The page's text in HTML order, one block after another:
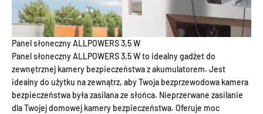
Panel słoneczny ALLPOWERS 3,5 W
Panel słoneczny ALLPOWERS 3,5 W to idealny gadżet do
zewnętrznej kamery bezpieczeństwa z akumulatorem. Jest
idealny do użytku na zewnątrz, aby Twoja bezprzewodowa kamera
bezpieczeństwa była zasilana ze słońca. Nieprzerwane zasilanie
dla Twojej domowej kamery bezpieczeństwa. Oferuje moc